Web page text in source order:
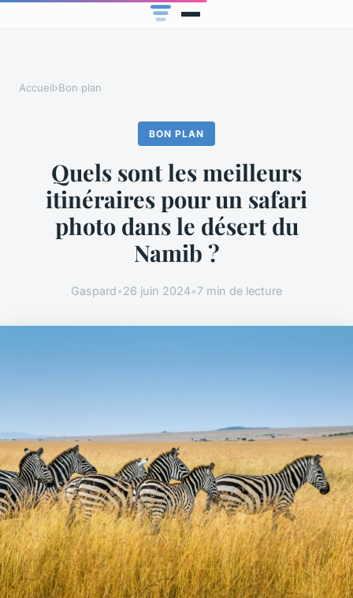
Accueil›Bon plan
BON PLAN
Quels sont les meilleurs
itinéraires pour un safari
photo dans le désert du
Namib ?
Gaspard•26 juin 2024•7 min de lecture